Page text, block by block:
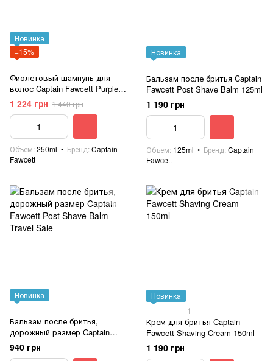
Новинка
−15%
Фиолетовый шампунь для
волос Captain Fawcett Purple
Shampoo Bianco Classico Sale
250ml
1 224 грн 1 440 грн
Объем 250ml Бренд Captain
Fawcett
Новинка
Бальзам после бритья Captain
Fawcett Post Shave Balm 125ml
1 190 грн
Объем 125ml Бренд Captain
Fawcett
Новинка
Бальзам после бритья,
дорожный размер Captain
Fawcett Post Shave Balm Travel
Sale
940 грн
Новинка
1
Крем для бритья Captain
Fawcett Shaving Cream 150ml
1 190 грн